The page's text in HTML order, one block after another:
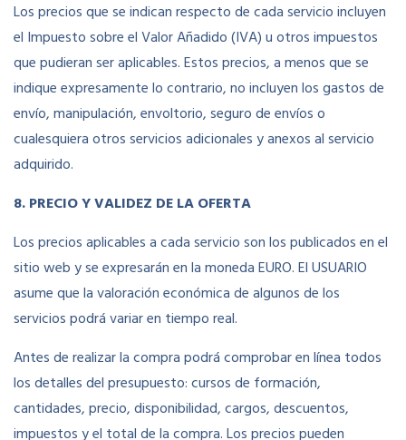
Los precios que se indican respecto de cada servicio incluyen
el Impuesto sobre el Valor Añadido (IVA) u otros impuestos
que pudieran ser aplicables. Estos precios, a menos que se
indique expresamente lo contrario, no incluyen los gastos de
envío, manipulación, envoltorio, seguro de envíos o
cualesquiera otros servicios adicionales y anexos al servicio
adquirido.
8. PRECIO Y VALIDEZ DE LA OFERTA
Los precios aplicables a cada servicio son los publicados en el
sitio web y se expresarán en la moneda EURO. El USUARIO
asume que la valoración económica de algunos de los
servicios podrá variar en tiempo real.
Antes de realizar la compra podrá comprobar en línea todos
los detalles del presupuesto: cursos de formación,
cantidades, precio, disponibilidad, cargos, descuentos,
impuestos y el total de la compra. Los precios pueden